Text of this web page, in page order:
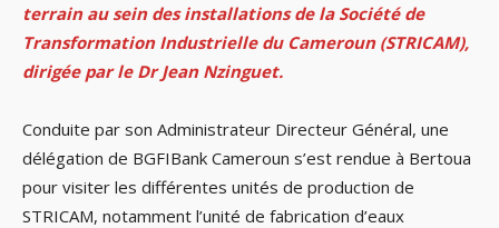
terrain au sein des installations de la Société de
Transformation Industrielle du Cameroun (STRICAM),
dirigée par le Dr Jean Nzinguet.
Conduite par son Administrateur Directeur Général, une
délégation de BGFIBank Cameroun s’est rendue à Bertoua
pour visiter les différentes unités de production de
STRICAM, notamment l’unité de fabrication d’eaux